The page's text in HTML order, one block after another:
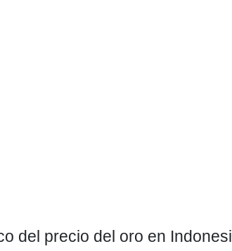
del precio del oro en